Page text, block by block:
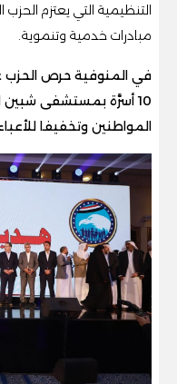
التنظيمية التي يعتزم
مبادرات خدمية وتنموية.
في المنوفية حرص الحزب
10 أسرَّة بمستشفى شبين
المواطنين وتخفيفا